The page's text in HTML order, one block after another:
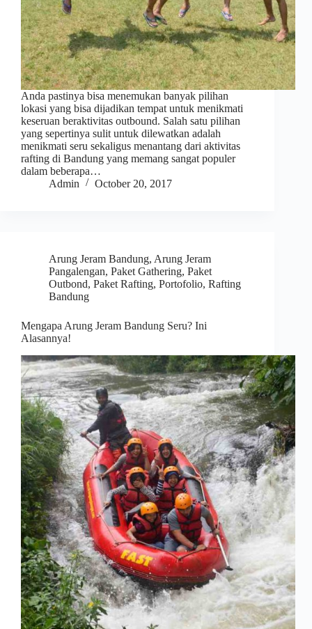
Anda pastinya bisa menemukan banyak pilihan
lokasi yang bisa dijadikan tempat untuk menikmati
keseruan beraktivitas outbound. Salah satu pilihan
yang sepertinya sulit untuk dilewatkan adalah
menikmati seru sekaligus menantang dari aktivitas
rafting di Bandung yang memang sangat populer
dalam beberapa…
Admin
October 20, 2017
Arung Jeram Bandung, Arung Jeram
Pangalengan, Paket Gathering, Paket
Outbond, Paket Rafting, Portofolio, Rafting
Bandung
Mengapa Arung Jeram Bandung Seru? Ini
Alasannya!